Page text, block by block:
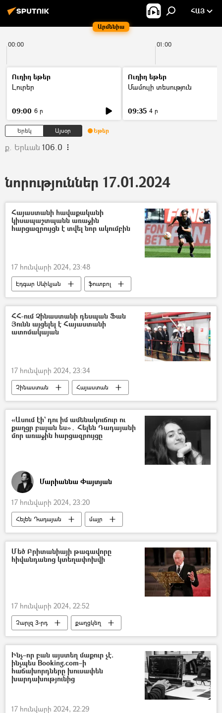
Արմենիա
ՀԱՅ
00:00 01:00
Ուղիղ եթեր
Լուրեր
09:00 6 ր
Ուղիղ եթեր
Մամուլի տեսություն
09:35 4 ր
Երեկ Այսօր Եթեր
ք. Երևան 106.0
նորություններ 17.01.2024
Հայաստանի հավաքականի
կիսապաշտպանն առաջին
հարցազրույցն է տվել նոր ակումբին
17 հունվարի 2024, 23:48
Էդգար Սևիկյան
ֆուտբոլ
ֆուտբոլիստ
հարցազրույց
ՀՀ-ում Չինաստանի դեսպան Ֆան
Յունն այցելել է Հայաստանի
ատոմակայան
17 հունվարի 2024, 23:34
Չինաստան
Հայաստան
ատոմակայան
Հայաստանի Ատոմային էլեկտրակայան (ԱԷԿ)
«Ասում էի` դու իմ ամենակուճուր ու
քաղցր բալան ես»․ Հելեն Դադայանի
մոր առաջին հարցազրույցը
Մարիաննա Փայտյան
17 հունվարի 2024, 23:20
Հելեն Դադայան
մայր
հարցազրույց
Արցախ
ավտովթար
վթար
Վթար, պատահար, սպանություն, գողություն
Մեծ Բրիտանիայի թագավորը
հիվանդանոց կտեղափոխվի
17 հունվարի 2024, 22:52
Չարլզ 3-րդ
քաղցկեղ
հիվանդանոց
Մեծ Բրիտանիա
Ինչ–որ բան այստեղ մաքուր չէ.
ինչպես Booking.com–ի
հաճախորդները խուսափեն
խարդախությունից
17 հունվարի 2024, 22:29